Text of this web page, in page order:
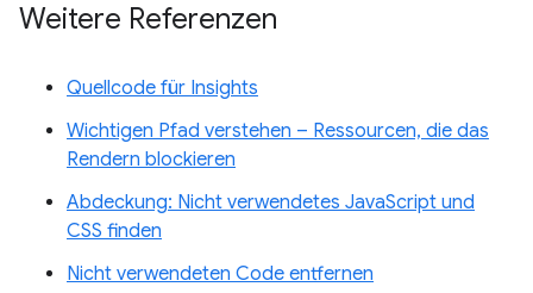
Weitere Referenzen
Quellcode für Insights
Wichtigen Pfad verstehen – Ressourcen, die das
Rendern blockieren
Abdeckung: Nicht verwendetes JavaScript und
CSS finden
Nicht verwendeten Code entfernen